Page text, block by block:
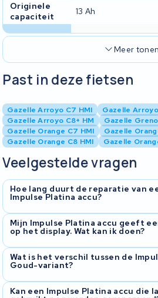
Originele
capaciteit
13 Ah
Meer tonen
Past in deze fietsen
Gazelle Arroyo C7 HMI
Gazelle
Gazelle Arroyo C8+ HM
Gazelle
Gazelle Orange C7 HMI
Gazelle
Gazelle Orange C8 HMI
Gazelle
Veelgestelde vragen
Hoe lang duurt de reparatie van
Impulse Platina accu?
De reparatie duurt gemiddeld vijf tot
van het type defect. Na ontvangst
informeren wij u over de verwachte
Mijn Impulse Platina accu geeft
op het display. Wat kan ik doen?
Foutmeldingen kunnen verschillende
communicatiefout tussen accu en fiets
probleem. Stuur uw accu op voor een
kunnen het exacte probleem
Wat is het verschil tussen de
Goud-variant?
De Platina heeft een hogere capaciteit
Kan een Impulse Platina accu die